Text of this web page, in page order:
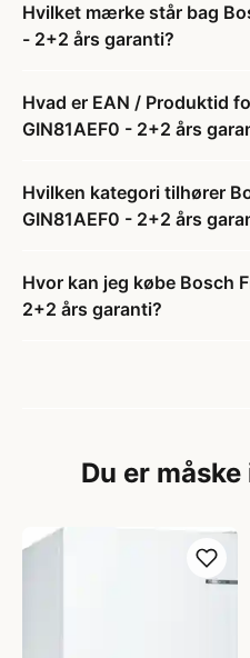
Hvilket mærke står bag
- 2+2 års garanti?
Hvad er EAN / Produktid
GIN81AEF0 - 2+2 års
Hvilken kategori tilhører
GIN81AEF0 - 2+2 års
Hvor kan jeg købe Bosch
2+2 års garanti?
Du er